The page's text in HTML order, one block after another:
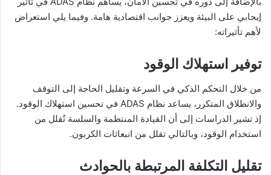
إيجابي على البيئة ويعزز جوانب اقتصادية هامة. وفيما يلي استعراض
لأهم تأثيراته:
توفير استهلاك الوقود
من خلال التحكم الذكي في السرعة وتقليل الحاجة إلى التوقف
والانطلاق المتكرر، يساعد نظام ADAS في تحسين استهلاك الوقود.
إذ تشير الدراسات إلى أن القيادة المنتظمة والسلسة تُقلل من
استخدام الوقود، وبالتالي تقلل من انبعاثات الكربون.
تقليل التكلفة المرتبطة بالحوادث